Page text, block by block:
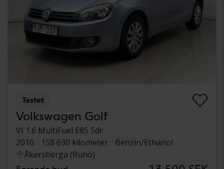
Testet
Volkswagen Golf
VI 1.6 MultiFuel E85 5dr
2010
158 630 kilometer
Benzin/Ethanol
Åkersberga (Runö)